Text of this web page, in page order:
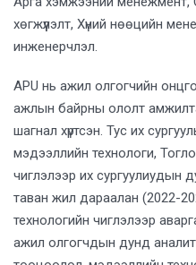
хөгжүүлэлт, Хүний нөөцийн
инженерчлэл.
APU нь ажил олгогчийн
ажлын байрны ололт
шагнал хүртсэн. Тус их
мэдээллийн технологи,
чиглэлээр их сургуулиудын
таван жил дараалан (2022-
технологийн чиглэлээр
ажил олгогчдын дунд